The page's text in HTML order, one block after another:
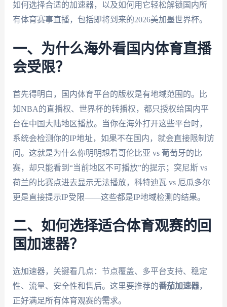
如何选择合适的加速器，以及如何用它轻松解锁国内所
有体育赛事直播，包括即将到来的2026美加墨世界杯。
一、为什么海外看国内体育直播
会受限？
首先得明白，国内体育平台的版权是有地域范围的。比
如NBA的直播权、世界杯的转播权，都只授权给国内平
台在中国大陆地区播放。当你在海外打开这些平台时，
系统会检测你的IP地址，如果不在国内，就会直接限制访
问。这就是为什么你明明想看哥伦比亚 vs 葡萄牙的比
赛，却只能看到“当前地区不可播放”的提示；突尼斯 vs
荷兰的比赛点进去显示无法播放，科特迪瓦 vs 厄瓜多尔
更是直接提示IP受限——这些都是IP地域检测的结果。
二、如何选择适合体育观赛的回
国加速器？
选加速器，关键看几点：节点覆盖、多平台支持、稳定
性、流量、安全性和售后。这里要推荐的番茄加速器，
正好满足所有体育观赛的需求。